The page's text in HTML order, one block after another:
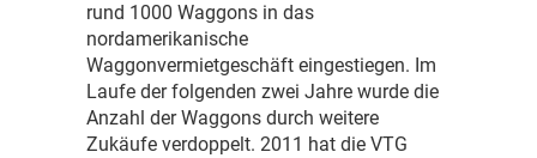
rund 1000 Waggons in das
nordamerikanische
Waggonvermietgeschäft eingestiegen. Im
Laufe der folgenden zwei Jahre wurde die
Anzahl der Waggons durch weitere
Zukäufe verdoppelt. 2011 hat die VTG